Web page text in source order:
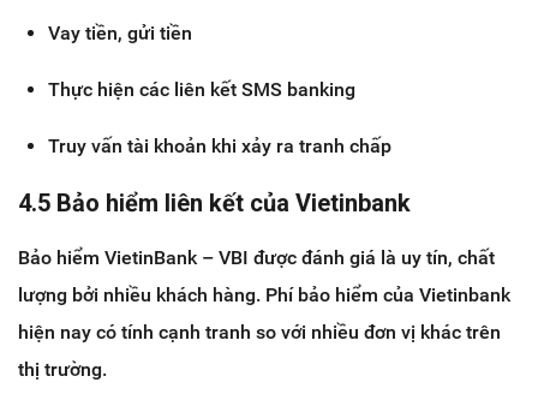
Vay tiền, gửi tiền
Thực hiện các liên kết SMS banking
Truy vấn tài khoản khi xảy ra tranh chấp
4.5 Bảo hiểm liên kết của Vietinbank
Bảo hiểm VietinBank – VBI được đánh giá là uy tín, chất
lượng bởi nhiều khách hàng. Phí bảo hiểm của Vietinbank
hiện nay có tính cạnh tranh so với nhiều đơn vị khác trên
thị trường.